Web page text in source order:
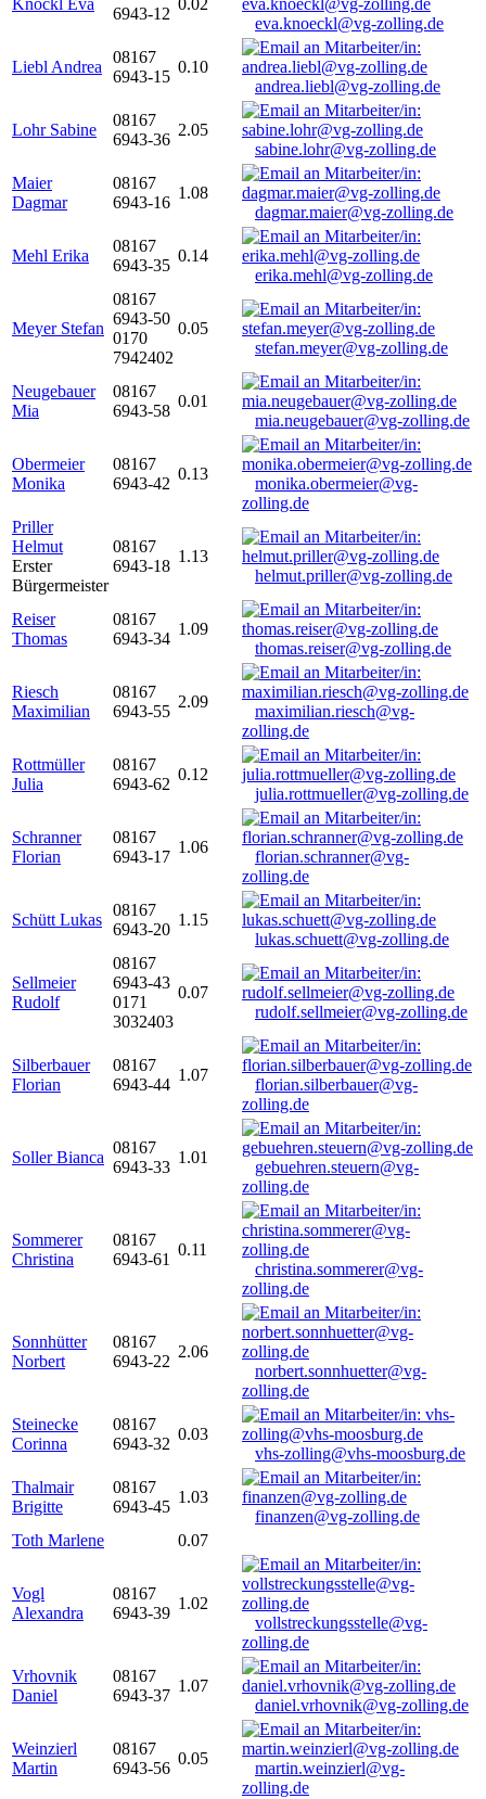
Knöckl Eva
6943-12
0.02
eva.knoeckl@vg-zolling.de
Liebl Andrea
08167
6943-15
0.10
andrea.liebl@vg-zolling.de
Lohr Sabine
08167
6943-36
2.05
sabine.lohr@vg-zolling.de
Maier
Dagmar
08167
6943-16
1.08
dagmar.maier@vg-zolling.de
Mehl Erika
08167
6943-35
0.14
erika.mehl@vg-zolling.de
Meyer Stefan
08167
6943-50
0170
7942402
0.05
stefan.meyer@vg-zolling.de
Neugebauer
Mia
08167
6943-58
0.01
mia.neugebauer@vg-zolling.de
Obermeier
Monika
08167
6943-42
0.13
monika.obermeier@vg-
zolling.de
Priller
Helmut
Erster
Bürgermeister
08167
6943-18
1.13
helmut.priller@vg-zolling.de
Reiser
Thomas
08167
6943-34
1.09
thomas.reiser@vg-zolling.de
Riesch
Maximilian
08167
6943-55
2.09
maximilian.riesch@vg-
zolling.de
Rottmüller
Julia
08167
6943-62
0.12
julia.rottmueller@vg-zolling.de
Schranner
Florian
08167
6943-17
1.06
florian.schranner@vg-
zolling.de
Schütt Lukas
08167
6943-20
1.15
lukas.schuett@vg-zolling.de
Sellmeier
Rudolf
08167
6943-43
0171
3032403
0.07
rudolf.sellmeier@vg-zolling.de
Silberbauer
Florian
08167
6943-44
1.07
florian.silberbauer@vg-
zolling.de
Soller Bianca
08167
6943-33
1.01
gebuehren.steuern@vg-
zolling.de
Sommerer
Christina
08167
6943-61
0.11
christina.sommerer@vg-
zolling.de
Sonnhütter
Norbert
08167
6943-22
2.06
norbert.sonnhuetter@vg-
zolling.de
Steinecke
Corinna
08167
6943-32
0.03
vhs-zolling@vhs-moosburg.de
Thalmair
Brigitte
08167
6943-45
1.03
finanzen@vg-zolling.de
Toth Marlene
0.07
Vogl
Alexandra
08167
6943-39
1.02
vollstreckungsstelle@vg-
zolling.de
Vrhovnik
Daniel
08167
6943-37
1.07
daniel.vrhovnik@vg-zolling.de
Weinzierl
Martin
08167
6943-56
0.05
martin.weinzierl@vg-
zolling.de